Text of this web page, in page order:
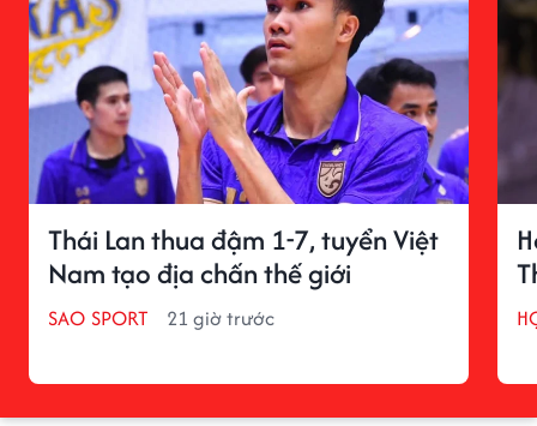
Thái Lan thua đậm 1-7, tuyển Việt
Nam tạo địa chấn thế giới
SAO SPORT 21 giờ trước